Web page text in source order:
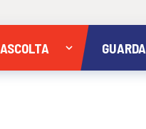
ASCOLTA GUARDA